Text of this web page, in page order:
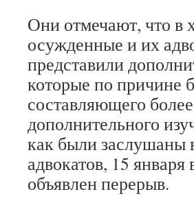
Они отмечают, что в
осужденные и их
представили
которые по причине
составляющего
дополнительного
как были заслушаны
адвокатов, 15
объявлен перерыв.